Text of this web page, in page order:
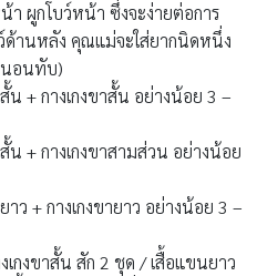
า ผูกโบว์หน้า ซึ่งจะง่ายต่อการ
ด้านหลัง คุณแม่จะใส่ยากนิดหนึ่ง
นอนทับ)
+ กางเกงขาสั้น อย่างน้อย 3 –
+ กางเกงขาสามส่วน อย่างน้อย
ว + กางเกงขายาว อย่างน้อย 3 –
เกงขาสั้น สัก 2 ชุด / เสื้อแขนยาว